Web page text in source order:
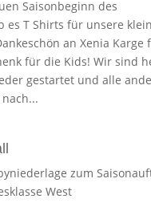
Saisonbeginn des
es T Shirts für unsere
an Xenia Karge
für die Kids! Wir sind
gestartet und alle
zum
West